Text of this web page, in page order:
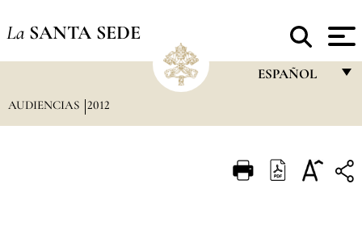
La SANTA SEDE
ESPAÑOL
ITALIANO
AUDIENCIAS 2012